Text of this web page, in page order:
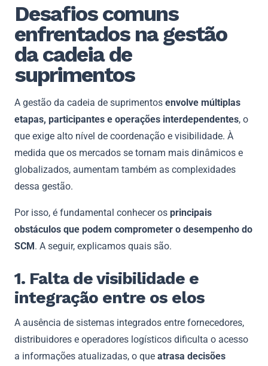
Desafios comuns
enfrentados na gestão
da cadeia de
suprimentos
A gestão da cadeia de suprimentos envolve múltiplas
etapas, participantes e operações interdependentes, o
que exige alto nível de coordenação e visibilidade. À
medida que os mercados se tornam mais dinâmicos e
globalizados, aumentam também as complexidades
dessa gestão.
Por isso, é fundamental conhecer os principais
obstáculos que podem comprometer o desempenho do
SCM. A seguir, explicamos quais são.
1. Falta de visibilidade e
integração entre os elos
A ausência de sistemas integrados entre fornecedores,
distribuidores e operadores logísticos dificulta o acesso
a informações atualizadas, o que atrasa decisões